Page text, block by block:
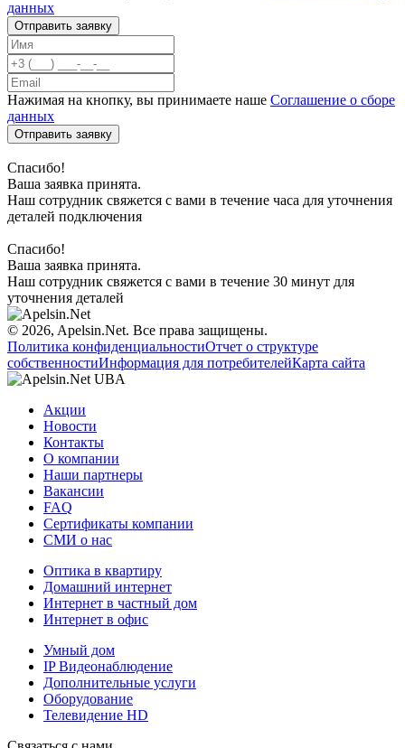
данных
Отправить заявку
Нажимая на кнопку, вы принимаете наше Соглашение о сборе
данных
Отправить заявку
Спасибо!
Ваша заявка принята.
Наш сотрудник свяжется с вами в течение часа для уточнения
деталей подключения
Спасибо!
Ваша заявка принята.
Наш сотрудник свяжется с вами в течение 30 минут для
уточнения деталей
© 2026, Apelsin.Net. Все права защищены.
Политика конфиденциальностиОтчет о структуре
собственностиИнформация для потребителейКарта сайта
Акции
Новости
Контакты
О компании
Наши партнеры
Вакансии
FAQ
Сертификаты компании
СМИ о нас
Оптика в квартиру
Домашний интернет
Интернет в частный дом
Интернет в офис
Умный дом
IP Видеонаблюдение
Дополнительные услуги
Оборудование
Телевидение HD